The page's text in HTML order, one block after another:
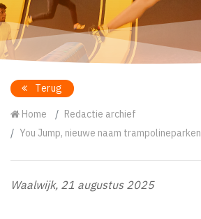
Terug
Home
Redactie archief
You Jump, nieuwe naam trampolineparken
Waalwijk, 21 augustus 2025